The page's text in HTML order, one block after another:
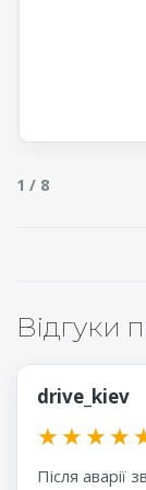
1 / 8
Відгуки
drive_kiev
★★★★
Після аварії